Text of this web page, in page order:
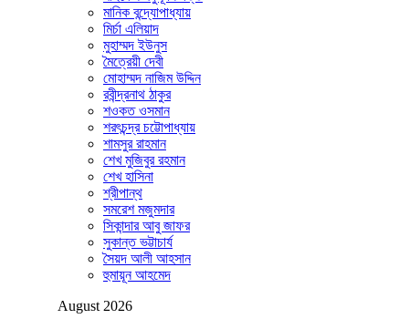
মানিক বন্দ্যোপাধ্যায়
মির্চা এলিয়াদ
মুহাম্মদ ইউনুস
মৈত্রেয়ী দেবী
মোহাম্মদ নাজিম উদ্দিন
রবীন্দ্রনাথ ঠাকুর
শওকত ওসমান
শরৎচন্দ্র চট্টোপাধ্যায়
শামসুর রাহমান
শেখ মুজিবুর রহমান
শেখ হাসিনা
শ্রীপান্থ
সমরেশ মজুমদার
সিকান্দার আবু জাফর
সুকান্ত ভট্টাচার্য
সৈয়দ আলী আহসান
হুমায়ূন আহমেদ
August 2026